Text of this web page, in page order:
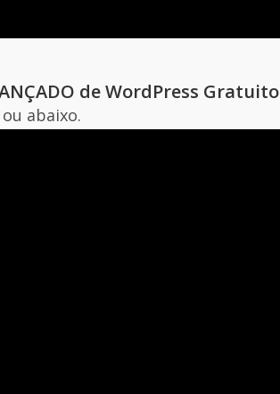
de WordPress Gratuito
ou abaixo.